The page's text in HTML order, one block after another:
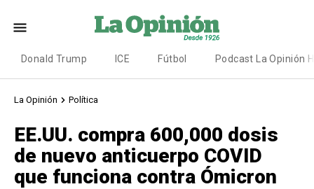
Donald Trump ICE Fútbol Podcast La Opinión
La Opinión Política
EE.UU. compra 600,000 dosis
de nuevo anticuerpo COVID
que funciona contra Ómicron